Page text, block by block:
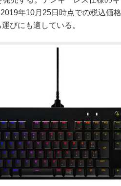
年10月25日時点での税込価
びにも適している。